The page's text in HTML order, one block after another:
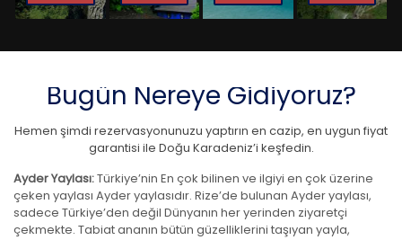
Bugün Nereye Gidiyoruz?
Hemen şimdi rezervasyonunuzu yaptırın en cazip, en uygun fiyat
garantisi ile Doğu Karadeniz’i keşfedin.
Ayder Yaylası:Türkiye’nin En çok bilinen ve ilgiyi en çok üzerine
çeken yaylası Ayder yaylasıdır. Rize’de bulunan Ayder yaylası,
sadece Türkiye’den değil Dünyanın her yerinden ziyaretçi
çekmekte. Tabiat ananın bütün güzelliklerini taşıyan yayla,